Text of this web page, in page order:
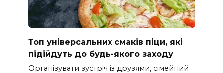
Топ універсальних смаків піци, які
підійдуть до будь-якого заходу
Організувати зустріч із друзями, сімейний